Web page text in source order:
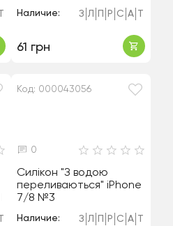
Наличие: З Л Р С А
61 грн
Код: 000043056
0
Силікон "З водою
переливаються" iPhone
7/8 №3
Наличие: З Л Р С А